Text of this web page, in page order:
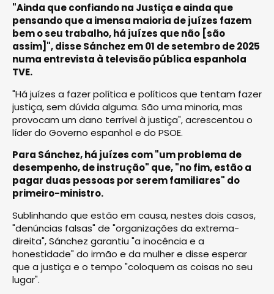
"Ainda que confiando na Justiça e ainda que
pensando que a imensa maioria de juízes fazem
bem o seu trabalho, há juízes que não [são
assim]", disse Sánchez em 01 de setembro de 2025
numa entrevista à televisão pública espanhola
TVE.
"Há juízes a fazer política e políticos que tentam fazer
justiça, sem dúvida alguma. São uma minoria, mas
provocam um dano terrível à justiça", acrescentou o
líder do Governo espanhol e do PSOE.
Para Sánchez, há juízes com "um problema de
desempenho, de instrução" que, "no fim, estão a
pagar duas pessoas por serem familiares" do
primeiro-ministro.
Sublinhando que estão em causa, nestes dois casos,
"denúncias falsas" de "organizações da extrema-
direita", Sánchez garantiu "a inocência e a
honestidade" do irmão e da mulher e disse esperar
que a justiça e o tempo "coloquem as coisas no seu
lugar".